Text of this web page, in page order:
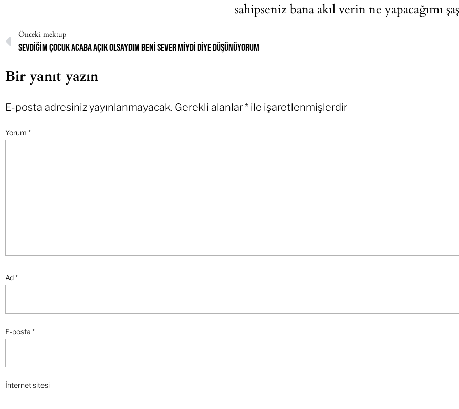
sahipseniz bana akıl verin ne yapacağımı
Önceki mektup
Sevdiğim çocuk acaba açık olsaydım beni sever miydi diye düşünüyorum
Bir yanıt yazın
E-posta adresiniz yayınlanmayacak. Gerekli alanlar* ile işaretlenmişlerdir
Yorum *
Ad*
E-posta *
İnternet sitesi